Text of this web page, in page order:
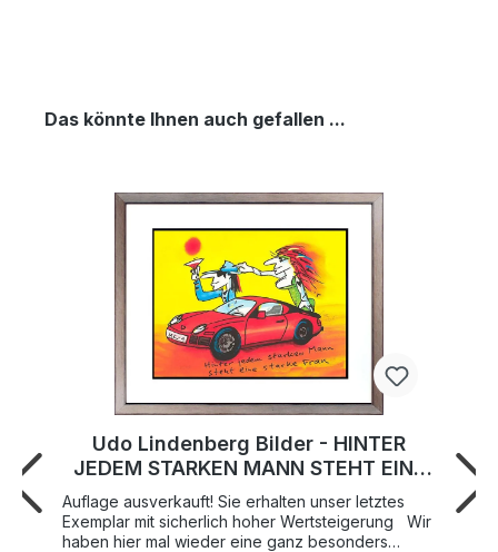
Das könnte Ihnen auch gefallen ...
Udo Lindenberg Bilder - HINTER
JEDEM STARKEN MANN STEHT EINE
STARKE FRAU - Edition 2021 - Original
Grafik handsigniert
Auflage ausverkauft! Sie erhalten unser letztes
Exemplar mit sicherlich hoher Wertsteigerung Wir
haben hier mal wieder eine ganz besonders